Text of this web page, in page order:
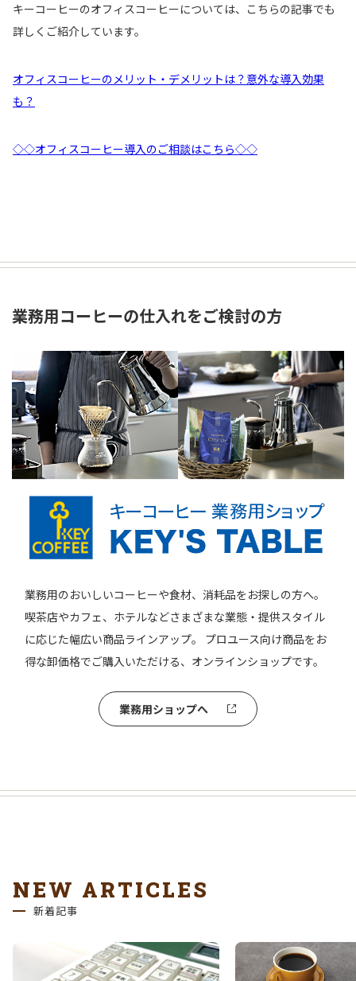
キーコーヒーのオフィスコーヒーについては、こちらの記事でも
詳しくご紹介しています。
オフィスコーヒーのメリット・デメリットは？意外な導入効果
も？
◇◇オフィスコーヒー導入のご相談はこちら◇◇
業務用コーヒーの仕入れをご検討の方
業務用のおいしいコーヒーや食材、消耗品をお探しの方へ。
喫茶店やカフェ、ホテルなどさまざまな業態・提供スタイル
に応じた幅広い商品ラインアップ。 プロユース向け商品をお
得な卸価格でご購入いただける、オンラインショップです。
業務用ショップへ
NEW ARTICLES
新着記事